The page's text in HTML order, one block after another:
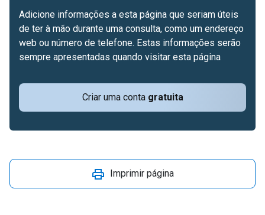
Criar uma conta gratuita
Adicione informações a esta página que seriam úteis
de ter à mão durante uma consulta, como um endereço
web ou número de telefone. Estas informações serão
sempre apresentadas quando visitar esta página
Imprimir página